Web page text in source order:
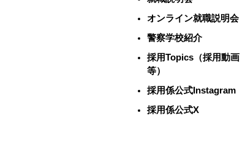
オンライン就職説明会
警察学校紹介
採用Topics（採用動画
等）
採用係公式Instagram
採用係公式X